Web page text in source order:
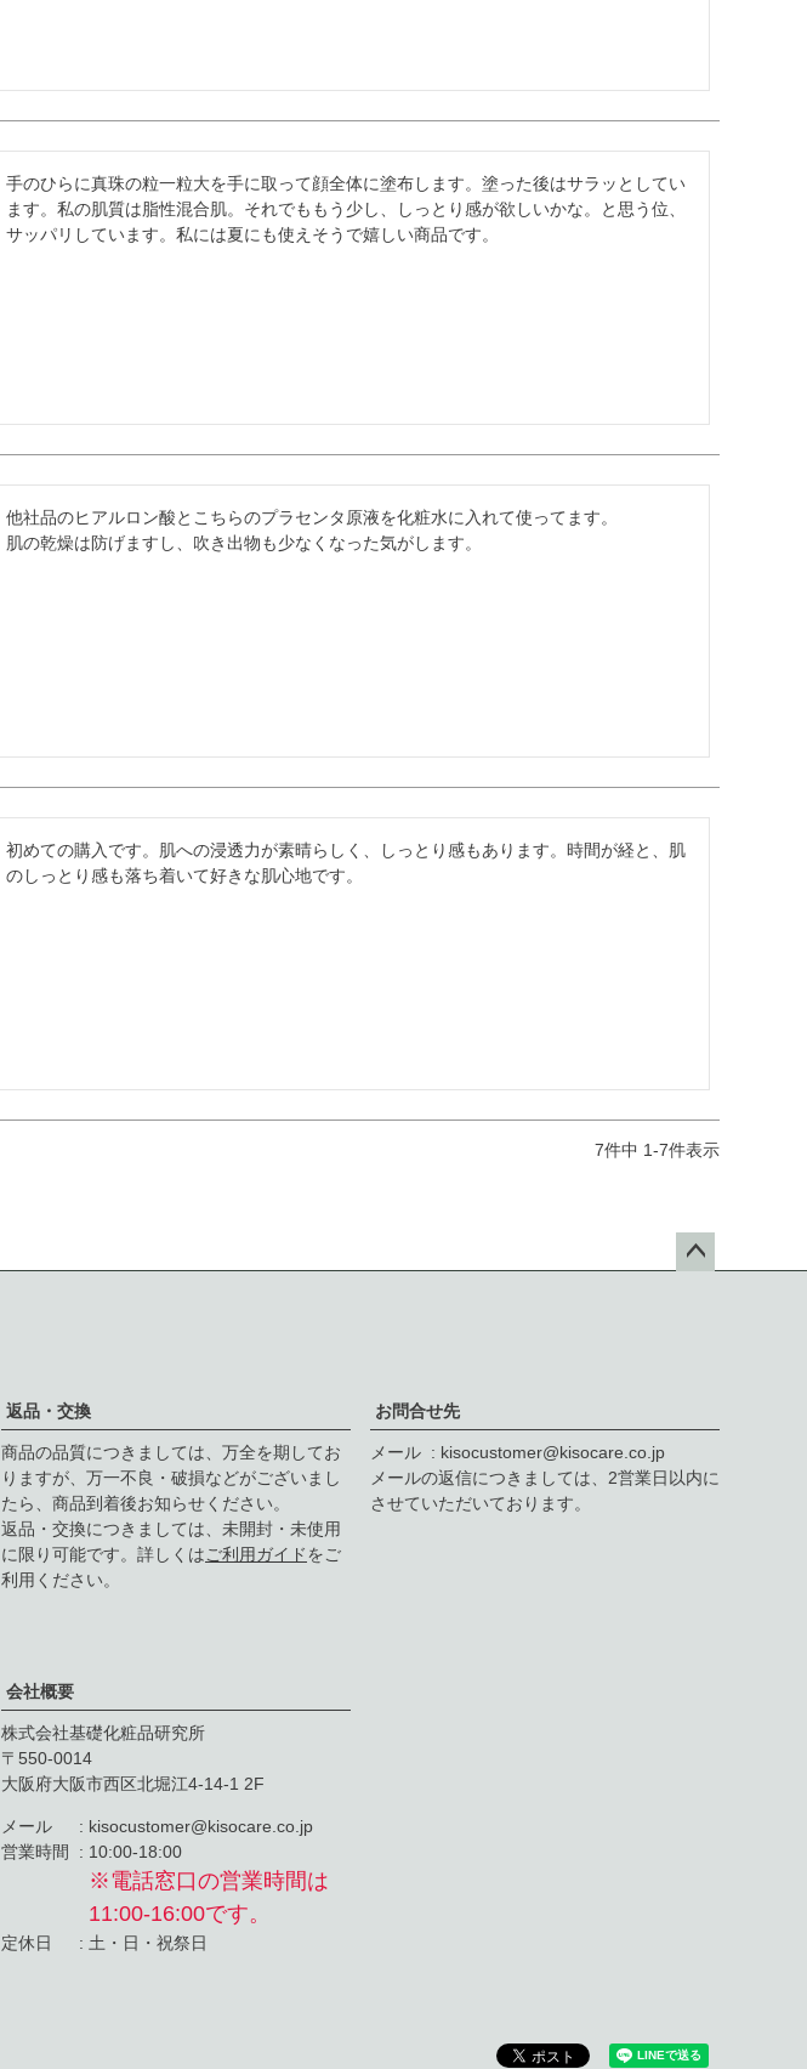
手のひらに真珠の粒一粒大を手に取って顔全体に塗布します。塗った後はサラッとしてい
ます。私の肌質は脂性混合肌。それでももう少し、しっとり感が欲しいかな。と思う位、
サッパリしています。私には夏にも使えそうで嬉しい商品です。
他社品のヒアルロン酸とこちらのプラセンタ原液を化粧水に入れて使ってます。
肌の乾燥は防げますし、吹き出物も少なくなった気がします。
初めての購入です。肌への浸透力が素晴らしく、しっとり感もあります。時間が経と、肌
のしっとり感も落ち着いて好きな肌心地です。
7件中 1-7件表示
返品・交換
商品の品質につきましては、万全を期してお
りますが、万一不良・破損などがございまし
たら、商品到着後お知らせください。
返品・交換につきましては、未開封・未使用
に限り可能です。詳しくはご利用ガイドをご
利用ください。
お問合せ先
メール
kisocustomer@kisocare.co.jp
メールの返信につきましては、2営業日以内に
させていただいております。
会社概要
株式会社基礎化粧品研究所
550-0014
大阪府大阪市西区北堀江4-14-1 2F
メール
kisocustomer@kisocare.co.jp
営業時間
10:00-18:00
※電話窓口の営業時間は
11:00-16:00です。
定休日 土・日・祝祭日